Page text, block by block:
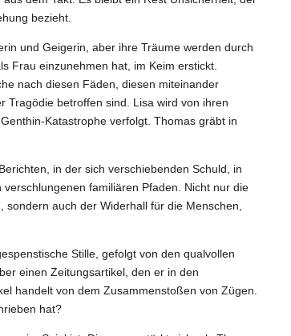
bezieht.
und Geigerin, aber ihre Träume werden durch
Frau einzunehmen hat, im Keim erstickt.
nach diesen Fäden, diesen miteinander
Tragödie betroffen sind. Lisa wird von ihren
Katastrophe verfolgt. Thomas gräbt in
in der sich verschiebenden Schuld, in
familiären Pfaden. Nicht nur die
auch der Widerhall für die Menschen,
Stille, gefolgt von den qualvollen
einen Zeitungsartikel, den er in den
handelt von dem Zusammenstoßen von Zügen.
hat?